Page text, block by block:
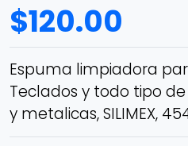
$120.00
Espuma limpiadora
Teclados y todo tipo
y metalicas, SILIMEX,